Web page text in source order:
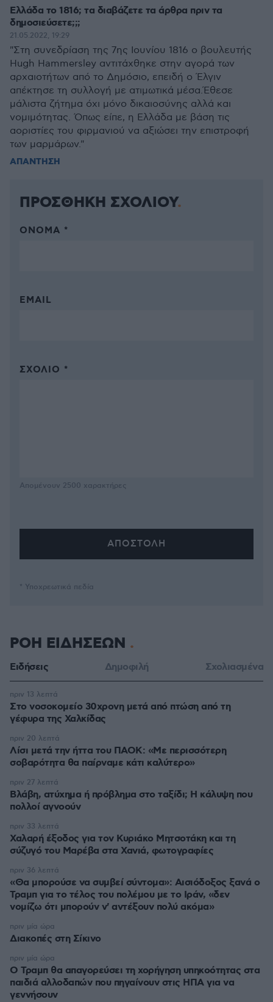
Ελλάδα το 1816; τα διαβάζετε τα άρθρα πριν τα
δημοσιεύσετε;;;
21.05.2022, 19:29
"Στη συνεδρίαση της 7ης Ιουνίου 1816 ο βουλευτής
Hugh Hammersley αντιτάχθηκε στην αγορά των
αρχαιοτήτων από το Δημόσιο, επειδή ο Έλγιν
απέκτησε τη συλλογή με ατιμωτικά μέσα.Έθεσε
μάλιστα ζήτημα όχι μόνο δικαιοσύνης αλλά και
νομιμότητας. Όπως είπε, η Ελλάδα με βάση τις
αοριστίες του φιρμανιού να αξιώσει την επιστροφή
των μαρμάρων."
ΑΠΑΝΤΗΣΗ
ΠΡΟΣΘΗΚΗ ΣΧΟΛΙΟΥ
ΌΝΟΜΑ *
EMAIL
ΣΧΌΛΙΟ *
Απομένουν 2500 χαρακτήρες
* Υποχρεωτικά πεδία
ΡΟΗ ΕΙΔΗΣΕΩΝ
Ειδήσεις Δημοφιλή Σχολιασμένα
Στο νοσοκομείο 30χρονη μετά από πτώση από τη
γέφυρα της Χαλκίδας
πριν 13 λεπτά
Λίσι μετά την ήττα του ΠΑΟΚ: «Με περισσότερη
σοβαρότητα θα παίρναμε κάτι καλύτερο»
πριν 20 λεπτά
Βλάβη, ατύχημα ή πρόβλημα στο ταξίδι; Η κάλυψη που
πολλοί αγνοούν
πριν 27 λεπτά
Χαλαρή έξοδος για τον Κυριάκο Μητσοτάκη και τη
σύζυγό του Μαρέβα στα Χανιά, φωτογραφίες
πριν 33 λεπτά
«Θα μπορούσε να συμβεί σύντομα»: Αισιόδοξος ξανά ο
Τραμπ για το τέλος του πολέμου με το Ιράν, «δεν
νομίζω ότι μπορούν ν' αντέξουν πολύ ακόμα»
πριν 36 λεπτά
Διακοπές στη Σίκινο
πριν μία ώρα
Ο Τραμπ θα απαγορεύσει τη χορήγηση υπηκοότητας στα
παιδιά αλλοδαπών που πηγαίνουν στις ΗΠΑ για να
γεννήσουν
πριν μία ώρα